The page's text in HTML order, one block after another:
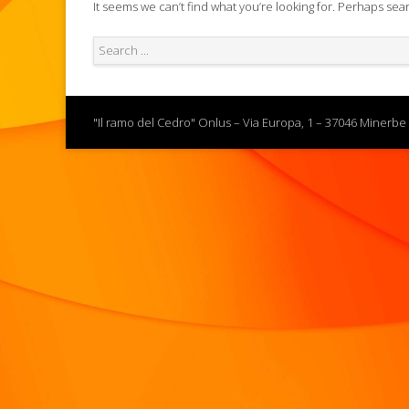
It seems we can’t find what you’re looking for. Perhaps
"Il ramo del Cedro" Onlus – Via Europa, 1 – 37046 Minerbe